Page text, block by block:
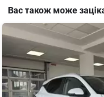
Вас також може